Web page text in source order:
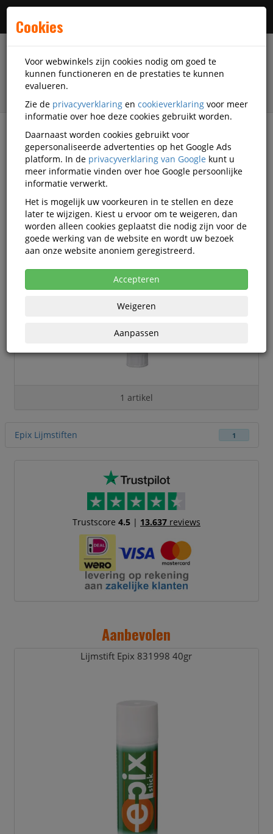
filter
Kantoorartikelen Epix
Epix kantoorartikelen
Epix Kantoor-gebruiksartikelen
1 artikel
Epix Lijmstiften 1
Trustscore 4.5| 13.637reviews
Aanbevolen
Lijmstift Epix 831998 40gr
Cookies
Voor webwinkels zijn cookies nodig om goed te
kunnen functioneren en de prestaties te kunnen
evalueren.
Zie de privacyverklaring en cookieverklaring voor meer
informatie over hoe deze cookies gebruikt worden.
Daarnaast worden cookies gebruikt voor
gepersonaliseerde advertenties op het Google Ads
platform. In de privacyverklaring van Google kunt u
meer informatie vinden over hoe Google persoonlijke
informatie verwerkt.
Het is mogelijk uw voorkeuren in te stellen en deze
later te wijzigen. Kiest u ervoor om te weigeren, dan
worden alleen cookies geplaatst die nodig zijn voor de
goede werking van de website en wordt uw bezoek
aan onze website anoniem geregistreerd.
Accepteren
Weigeren
Aanpassen